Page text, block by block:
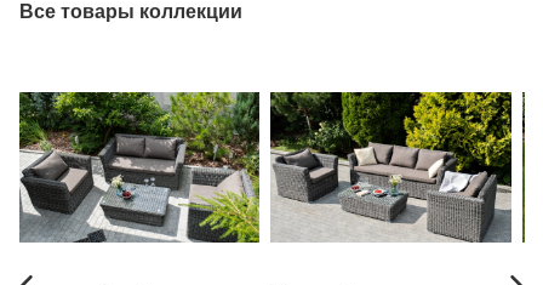
Все товары коллекции